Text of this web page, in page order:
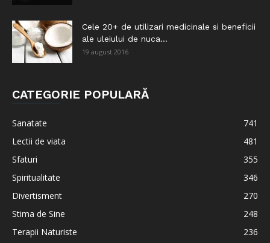
Cele 20+ de utilizari medicinale si beneficii
ale uleiului de nuca...
19 august 2016
CATEGORIE POPULARĂ
Sanatate
741
Lectii de viata
481
Sfaturi
355
Spiritualitate
346
Divertisment
270
Stima de Sine
248
Terapii Naturiste
236